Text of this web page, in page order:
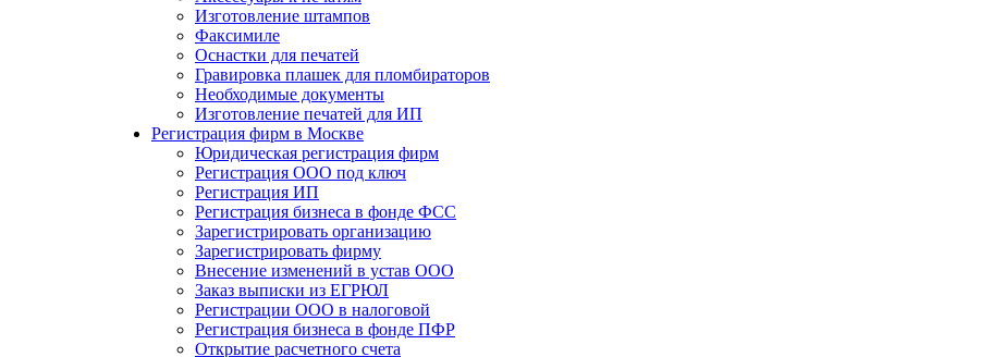
Изготовление штампов
Факсимиле
Оснастки для печатей
Гравировка плашек для пломбираторов
Необходимые документы
Изготовление печатей для ИП
Регистрация фирм в Москве
Юридическая регистрация фирм
Регистрация ООО под ключ
Регистрация ИП
Регистрация бизнеса в фонде ФСС
Зарегистрировать организацию
Зарегистрировать фирму
Внесение изменений в устав ООО
Заказ выписки из ЕГРЮЛ
Регистрации ООО в налоговой
Регистрация бизнеса в фонде ПФР
Открытие расчетного счета